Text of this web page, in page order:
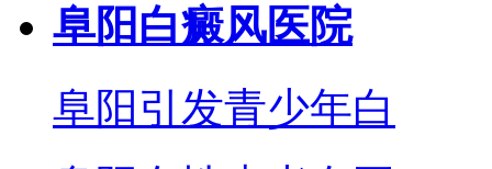
阜阳白癜风医院
阜阳引发青少年白